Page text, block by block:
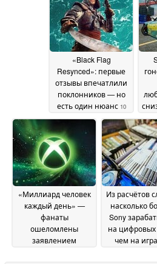
«Black Flag
Resynced»: первые
отзывы впечатлили
поклонников — но
есть один нюанс 10
July 2026
до
«Миллиард человек
каждый день» —
фанаты
ошеломлены
заявлением
Из расчётов
насколько
Sony
на цифровых
чем на